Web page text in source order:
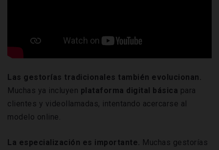
Las gestorías tradicionales también evolucionan.
Muchas ya incluyen plataforma digital básica para
clientes y videollamadas, intentando acercarse al
modelo online.
La especialización es importante.
Muchas gestorías